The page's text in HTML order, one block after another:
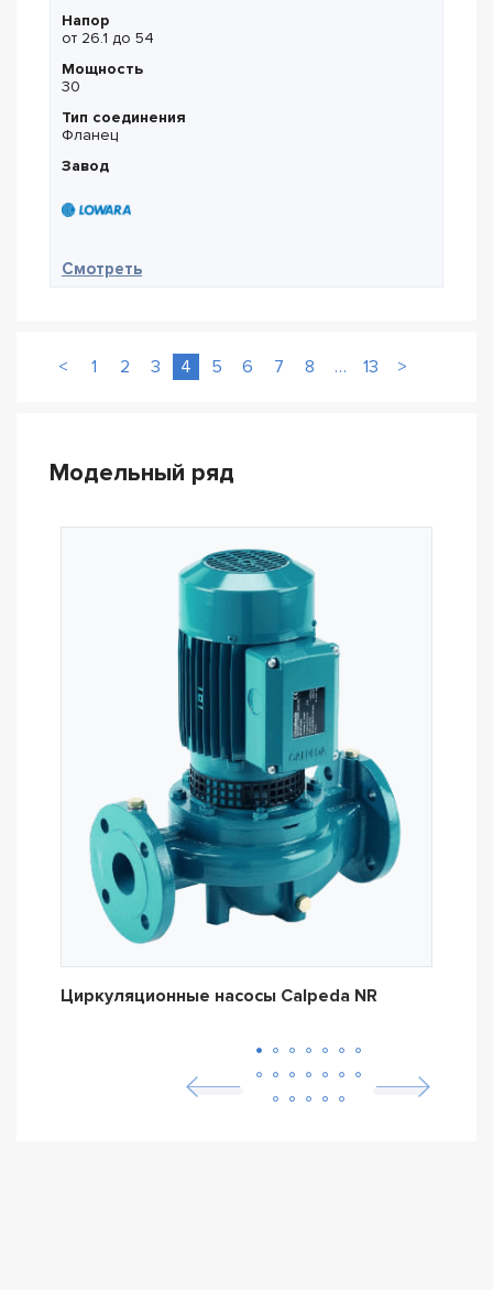
Напор
от 26.1 до 54
Мощность
30
Тип соединения
Фланец
Завод
Смотреть— Lowara LNES 100-200/300
< 1 2 3 4 5 6 7 8 … 13 >
Модельный ряд
Циркуляционные насосы Calpeda NR